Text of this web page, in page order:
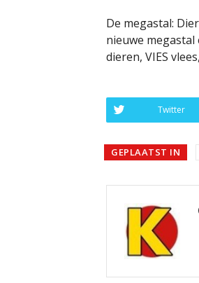
De megastal:
nieuwe megastal
dieren, VIES
Twitter
GEPLAATST IN